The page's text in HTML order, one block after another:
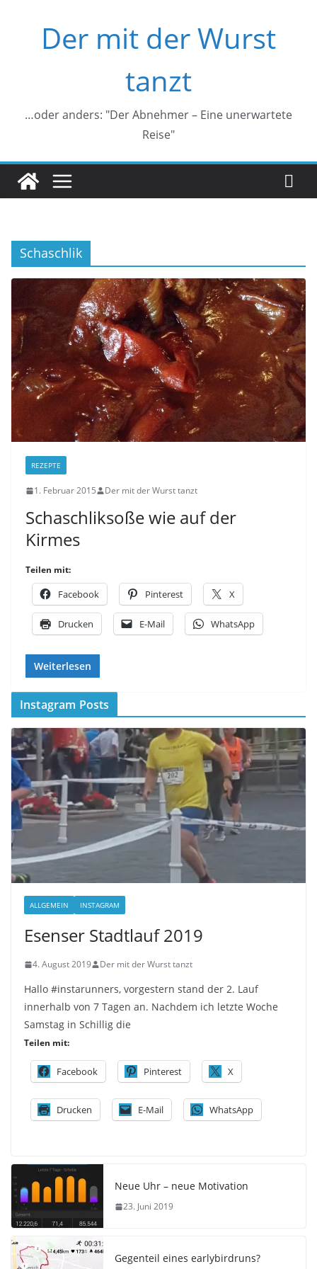
springenDer mit der Wurst
tanzt
…oder anders: "Der Abnehmer – Eine unerwartete
Reise"
Schaschlik
REZEPTE
1. Februar 2015 Der mit der Wurst tanzt
Schaschliksoße wie auf der
Kirmes
Teilen mit:
Facebook Pinterest X
Drucken E-Mail WhatsApp
Weiterlesen
Instagram Posts
ALLGEMEIN INSTAGRAM
Esenser Stadtlauf 2019
4. August 2019 Der mit der Wurst tanzt
Hallo #instarunners, vorgestern stand der 2. Lauf
innerhalb von 7 Tagen an. Nachdem ich letzte Woche
Samstag in Schillig die
Teilen mit:
Facebook Pinterest X
Drucken E-Mail WhatsApp
Neue Uhr – neue Motivation
23. Juni 2019
Gegenteil eines earlybirdruns?